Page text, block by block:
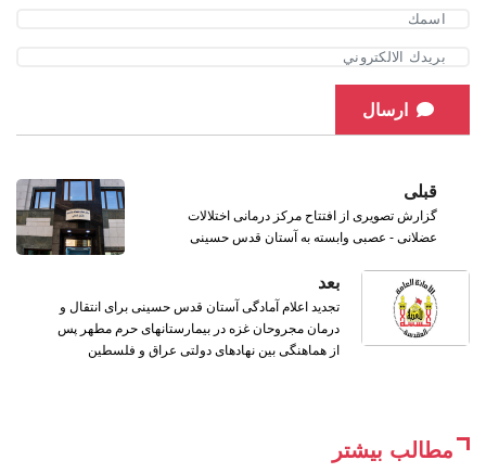
ارسال
قبلی
گزارش تصویری از افتتاح مرکز درمانی اختلالات
عضلانی - عصبی وابسته به آستان قدس حسینی
بعد
تجدید اعلام آمادگی آستان قدس حسینی برای انتقال و
درمان مجروحان غزه در بیمارستانهای حرم مطهر پس
از هماهنگی بین نهادهای دولتی عراق و فلسطین
مطالب بیشتر